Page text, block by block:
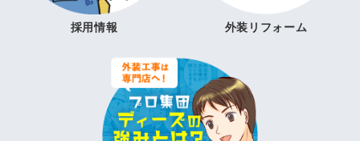
採用情報 外装リフォーム